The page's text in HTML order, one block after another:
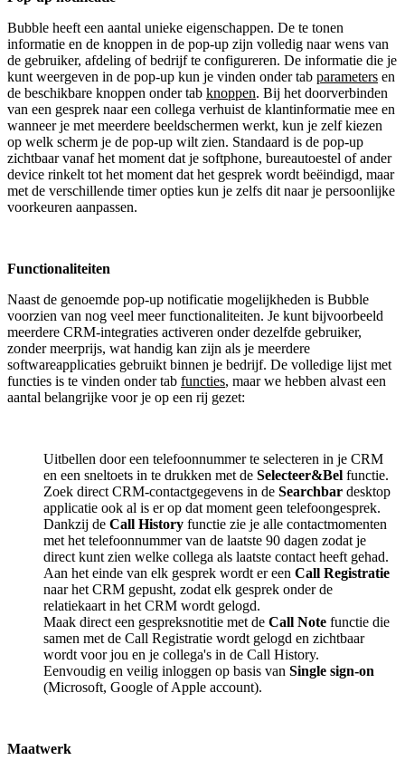
Bubble heeft een aantal unieke eigenschappen. De te tonen
informatie en de knoppen in de pop-up zijn volledig naar wens van
de gebruiker, afdeling of bedrijf te configureren. De informatie die je
kunt weergeven in de pop-up kun je vinden onder tab parameters en
de beschikbare knoppen onder tab knoppen. Bij het doorverbinden
van een gesprek naar een collega verhuist de klantinformatie mee en
wanneer je met meerdere beeldschermen werkt, kun je zelf kiezen
op welk scherm je de pop-up wilt zien. Standaard is de pop-up
zichtbaar vanaf het moment dat je softphone, bureautoestel of ander
device rinkelt tot het moment dat het gesprek wordt beëindigd, maar
met de verschillende timer opties kun je zelfs dit naar je persoonlijke
voorkeuren aanpassen.
Functionaliteiten
Naast de genoemde pop-up notificatie mogelijkheden is Bubble
voorzien van nog veel meer functionaliteiten. Je kunt bijvoorbeeld
meerdere CRM-integraties activeren onder dezelfde gebruiker,
zonder meerprijs, wat handig kan zijn als je meerdere
softwareapplicaties gebruikt binnen je bedrijf. De volledige lijst met
functies is te vinden onder tab functies, maar we hebben alvast een
aantal belangrijke voor je op een rij gezet:
Uitbellen door een telefoonnummer te selecteren in je CRM
en een sneltoets in te drukken met de Selecteer&Bel functie.
Zoek direct CRM-contactgegevens in de Searchbar desktop
applicatie ook al is er op dat moment geen telefoongesprek.
Dankzij de Call History functie zie je alle contactmomenten
met het telefoonnummer van de laatste 90 dagen zodat je
direct kunt zien welke collega als laatste contact heeft gehad.
Aan het einde van elk gesprek wordt er een Call Registratie
naar het CRM gepusht, zodat elk gesprek onder de
relatiekaart in het CRM wordt gelogd.
Maak direct een gespreksnotitie met de Call Note functie die
samen met de Call Registratie wordt gelogd en zichtbaar
wordt voor jou en je collega's in de Call History.
Eenvoudig en veilig inloggen op basis van Single sign-on
(Microsoft, Google of Apple account).
Maatwerk